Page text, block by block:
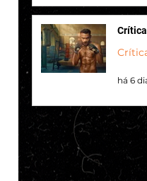
há 6